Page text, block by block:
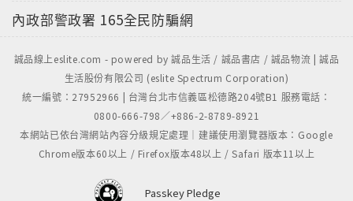
內政部警政署 165全民防騙網
誠品線上eslite.com - powered by 誠品生活 / 誠品書店 / 誠品物流 | 誠品
生活股份有限公司 (eslite Spectrum Corporation)
統一編號：27952966 | 台灣台北市信義區松德路204號B1 服務電話：
0800-666-798／+886-2-8789-8921
本網站已依台灣網站內容分級規定處理｜建議使用瀏覽器版本：Google
Chrome版本60以上 / Firefox版本48以上 / Safari 版本11以上
Passkey Pledge